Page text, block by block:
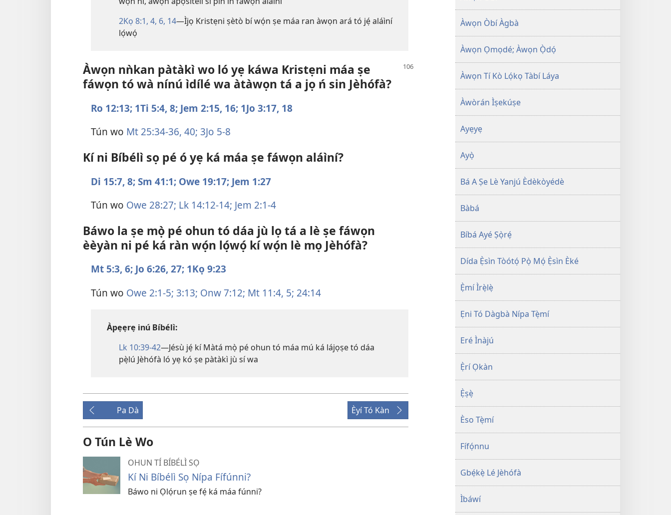
2Kọ 8:1, 4, 6, 14—Ìjọ Kristẹni ṣètò bí wọ́n ṣe máa ran àwọn ará tó jẹ́ aláìní
lọ́wọ́
Àwọn nǹkan pàtàkì wo ló yẹ káwa Kristẹni máa ṣe
fáwọn tó wà nínú ìdílé wa àtàwọn tá a jọ ń sin Jèhófà?
Ro 12:13; 1Ti 5:4,8; Jem 2:15, 16; 1Jo 3:17, 18
Tún wo Mt 25:34-36, 40; 3Jo 5-8
Kí ni Bíbélì sọ pé ó yẹ ká máa ṣe fáwọn aláìní?
Di 15:7, 8; Sm 41:1; Owe 19:17; Jem 1:27
Tún wo Owe 28:27; Lk 14:12-14; Jem 2:1-4
Báwo la ṣe mọ̀ pé ohun tó dáa jù lọ tá a lè ṣe fáwọn
èèyàn ni pé ká ràn wọ́n lọ́wọ́ kí wọ́n lè mọ Jèhófà?
Mt 5:3,6; Jo 6:26, 27; 1Kọ 9:23
Tún wo Owe 2:1-5; 3:13; Onw 7:12; Mt 11:4, 5; 24:14
Àpẹẹrẹ inú Bíbélì:
Lk 10:39-42—Jésù jẹ́ kí Màtá mọ̀ pé ohun tó máa mú ká lájọṣe tó dáa
pẹ̀lú Jèhófà ló yẹ kó ṣe pàtàkì jù sí wa
Pa Dà Èyí Tó Kàn
O Tún Lè Wo
OHUN TÍ BÍBÉLÌ SỌ
Kí Ni Bíbélì Sọ Nípa Fífúnni?
Báwo ni Ọlọ́run ṣe fẹ́ ká máa fúnni?
Àwọn Òbí Àgbà
Àwọn Ọmọdé; Àwọn Ọ̀dọ́
Àwọn Tí Kò Lọ́kọ Tàbí Láya
Àwòrán Ìṣekúṣe
Ayẹyẹ
Ayọ̀
Bá A Ṣe Lè Yanjú Èdèkòyédè
Bàbá
Bíbá Ayé Ṣọ̀rẹ́
Dída Ẹ̀sìn Tòótọ́ Pọ̀ Mọ́ Ẹ̀sìn Èké
Ẹ̀mí Ìrẹ̀lẹ̀
Ẹni Tó Dàgbà Nípa Tẹ̀mí
Eré Ìnàjú
Ẹ̀rí Ọkàn
Ẹ̀ṣẹ̀
Èso Tẹ̀mí
Fífọ́nnu
Gbẹ́kẹ̀ Lé Jèhófà
Ìbáwí